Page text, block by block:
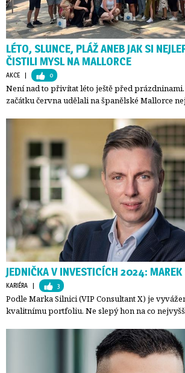
LÉTO, SLUNCE, PLÁŽ ANEB JAK SI
ČISTILI MYSL NA MALLORCE
AKCE | 0
Není nad to přivítat léto ještě před prázdninami.
začátku června udělali na španělské Mallorce
JEDNIČKA V INVESTICÍCH 2024:
KARIÉRA | 3
Podle Marka Silnici (VIP Consultant X) je
kvalitnímu portfoliu. Ne slepý hon na co